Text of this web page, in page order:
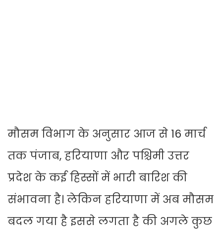
मौसम विभाग के अनुसार आज से 16 मार्च
तक पंजाब, हरियाणा और पश्चिमी उत्तर
प्रदेश के कई हिस्सों में भारी बारिश की
संभावना है। लेकिन हरियाणा में अब मौसम
बदल गया है इससे लगता है की अगले कुछ